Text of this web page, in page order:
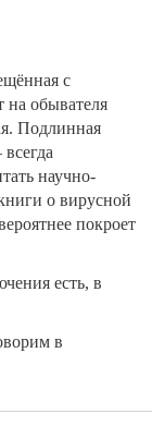
с
на обывателя
Подлинная
научно-
о вирусной
покроет
есть, в
в